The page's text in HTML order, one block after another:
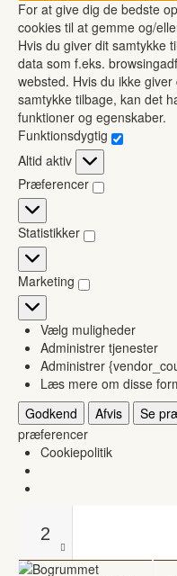
For at give dig de bedste
cookies til at gemme og/
Hvis du giver dit samtykke
data som f.eks.
websted. Hvis du ikke
samtykke tilbage, kan det
funktioner og egenskaber.
Funktionsdygtig
Funktionsdygtig
Altid aktiv
Præferencer
Præferencer
Statistikker
Statistikker
Marketing
Marketing
Vælg muligheder
Administrer tjenester
Administrer
Læs mere om disse
Godkend
Afvis Se
præferencer
Cookiepolitik
2